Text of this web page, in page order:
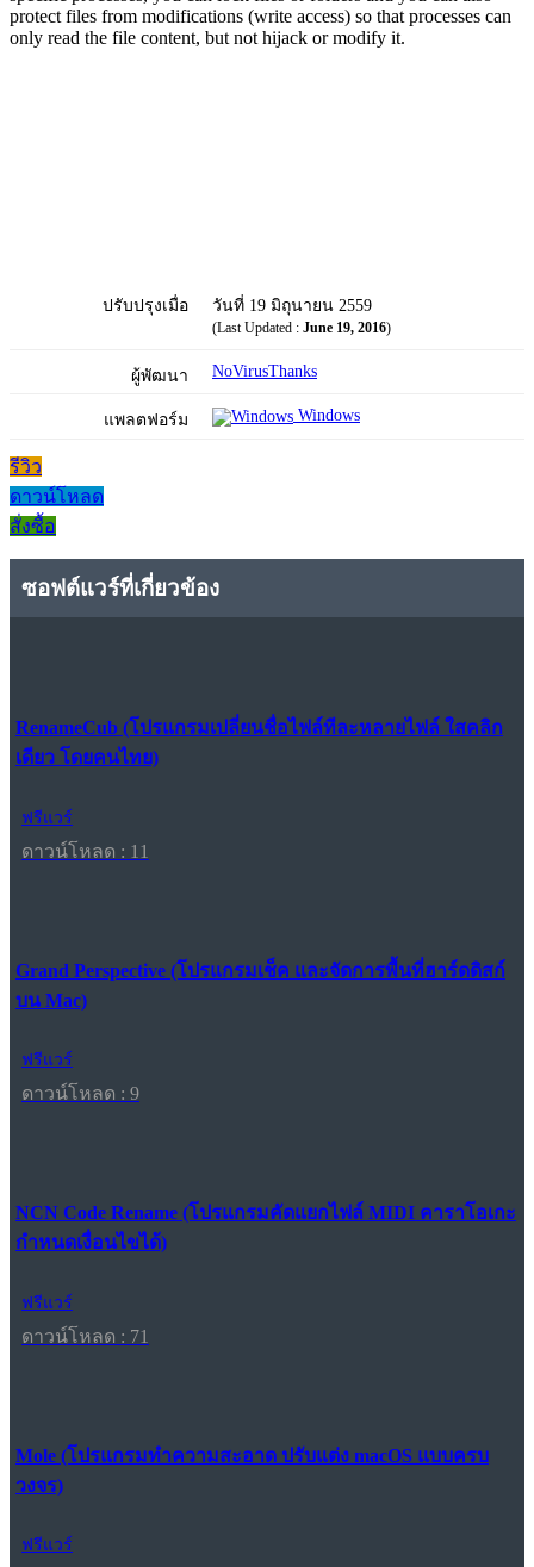
protect files from modifications (write access) so that processes can
only read the file content, but not hijack or modify it.
ปรับปรุงเมื่อ วันที่ 19 มิถุนายน 2559
(Last Updated : June 19, 2016)
ผู้พัฒนา NoVirusThanks
แพลตฟอร์ม Windows
รีวิว
ดาวน์โหลด
สั่งซื้อ
ซอฟต์แวร์ที่เกี่ยวข้อง
RenameCub (โปรแกรมเปลี่ยนชื่อไฟล์ทีละหลายไฟล์ ใสคลิก
เดียว โดยคนไทย)
ฟรีแวร์
ดาวน์โหลด : 11
Grand Perspective (โปรแกรมเช็ค และจัดการพื้นที่ฮาร์ดดิสก์
บน Mac)
ฟรีแวร์
ดาวน์โหลด : 9
NCN Code Rename (โปรแกรมคัดแยกไฟล์ MIDI คาราโอเกะ
กำหนดเงื่อนไขได้)
ฟรีแวร์
ดาวน์โหลด : 71
Mole (โปรแกรมทำความสะอาด ปรับแต่ง macOS แบบครบ
วงจร)
ฟรีแวร์